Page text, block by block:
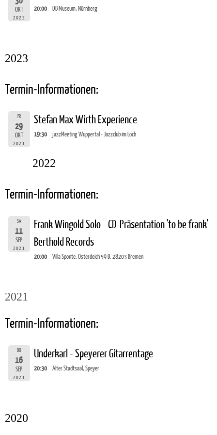
OKT
2022
20:00 DB Museum, Nürnberg
2023
Termin-Informationen:
FR
29
OKT
2021
Stefan Max Wirth Experience
19:30 jazzMeeting Wuppertal - Jazzclub im Loch
2022
Termin-Informationen:
SA
11
SEP
2021
Frank Wingold Solo - CD-Präsentation 'to be frank'
Berthold Records
20:00 Villa Sponte, Osterdeich 59 B, 28203 Bremen
2021
Termin-Informationen:
DO
16
SEP
2021
Underkarl - Speyerer Gitarrentage
20:30 Alter Stadtsaal, Speyer
2020